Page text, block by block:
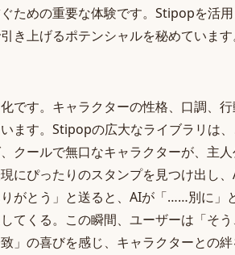
ための重要な体験です。Stipopを活
き上げるポテンシャルを秘めています
です。キャラクターの性格、口調、
ます。Stipopの広大なライブラリは
クールで無口なキャラクターが、主
にぴったりのスタンプを見つけ出し
がとう」と送ると、AIが「……別に」
てくる。この瞬間、ユーザーは「そ
」の喜びを感じ、キャラクターとの